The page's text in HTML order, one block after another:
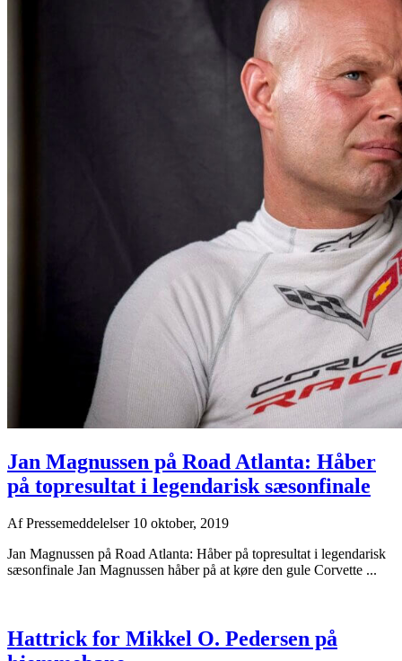
Jan Magnussen på Road Atlanta: Håber
på topresultat i legendarisk sæsonfinale
AfPressemeddelelser 10 oktober, 2019
Jan Magnussen på Road Atlanta: Håber på topresultat i legendarisk
sæsonfinale Jan Magnussen håber på at køre den gule Corvette ...
Hattrick for Mikkel O. Pedersen på